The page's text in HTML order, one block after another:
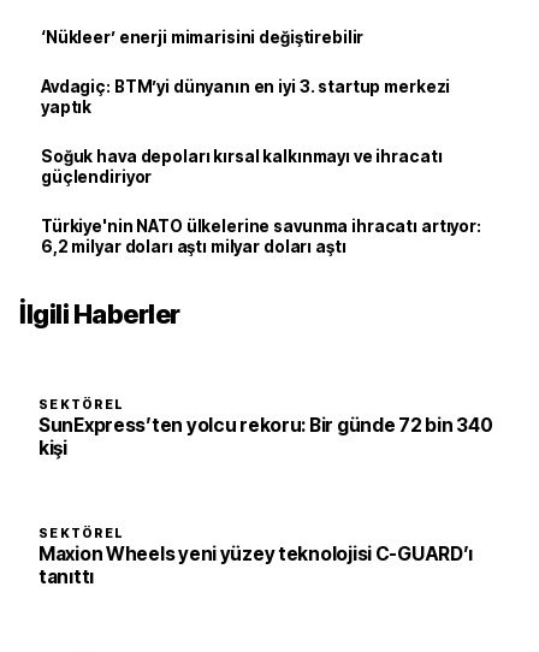
‘Nükleer’ enerji mimarisini değiştirebilir
Avdagiç: BTM’yi dünyanın en iyi 3. startup merkezi
yaptık
Soğuk hava depoları kırsal kalkınmayı ve ihracatı
güçlendiriyor
Türkiye'nin NATO ülkelerine savunma ihracatı artıyor:
6,2 milyar doları aştı milyar doları aştı
İlgili Haberler
SEKTÖREL
SunExpress’ten yolcu rekoru: Bir günde 72 bin 340
kişi
SEKTÖREL
Maxion Wheels yeni yüzey teknolojisi C-GUARD’ı
tanıttı